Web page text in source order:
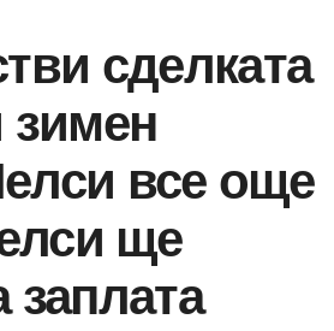
сделката
зимен
все още
ще
заплата